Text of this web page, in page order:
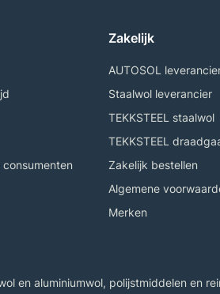
Zakelijk
AUTOSOL
Staalwol leverancier
TEKKSTEEL staalwol
TEKKSTEEL
Zakelijk bestellen
Algemene
Merken
en aluminiumwol, polijstmiddelen en